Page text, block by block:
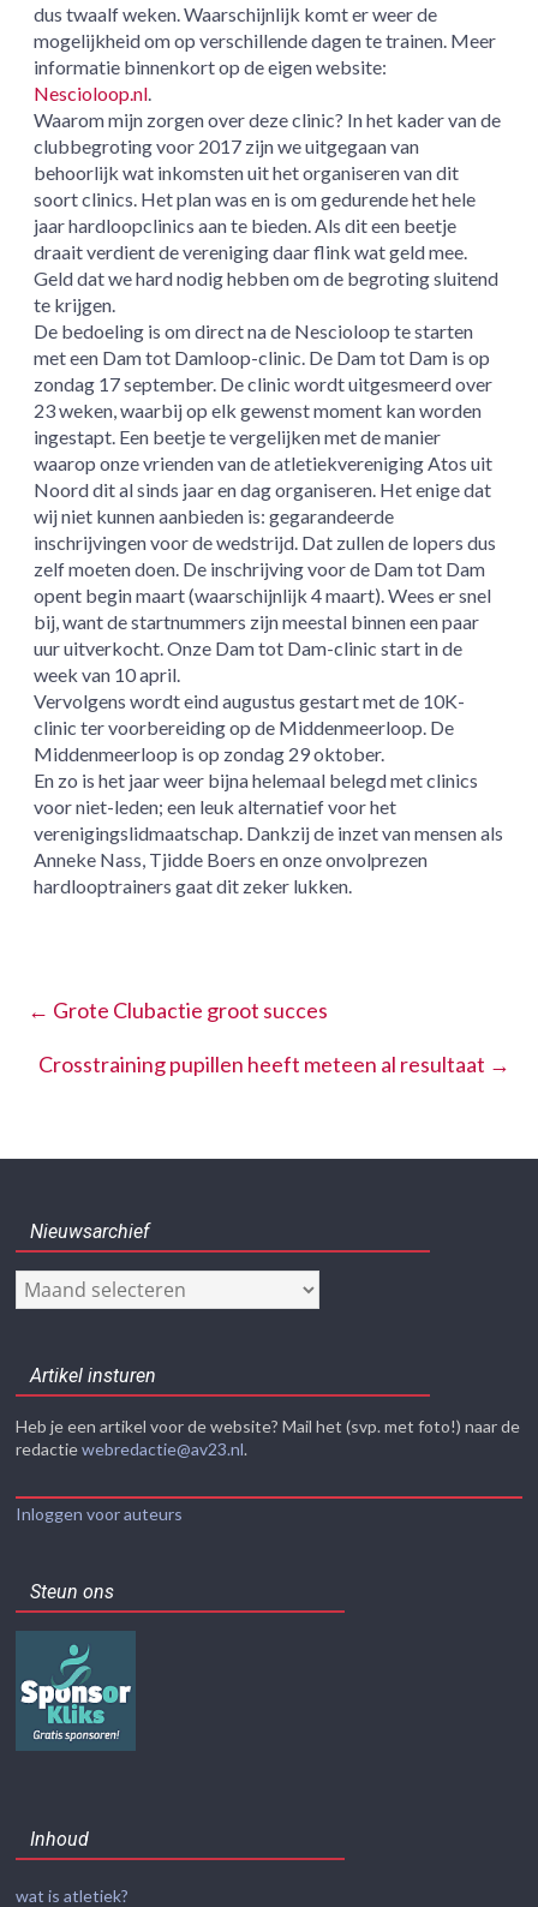
dus twaalf weken. Waarschijnlijk komt er weer de
mogelijkheid om op verschillende dagen te trainen. Meer
informatie binnenkort op de eigen website:
Nescioloop.nl
Waarom mijn zorgen over deze clinic? In het kader van de
clubbegroting voor 2017 zijn we uitgegaan van
behoorlijk wat inkomsten uit het organiseren van dit
soort clinics. Het plan was en is om gedurende het hele
jaar hardloopclinics aan te bieden. Als dit een beetje
draait verdient de vereniging daar flink wat geld mee.
Geld dat we hard nodig hebben om de begroting sluitend
te krijgen.
De bedoeling is om direct na de Nescioloop te starten
met een Dam tot Damloop-clinic. De Dam tot Dam is op
zondag 17 september. De clinic wordt uitgesmeerd over
23 weken, waarbij op elk gewenst moment kan worden
ingestapt. Een beetje te vergelijken met de manier
waarop onze vrienden van de atletiekvereniging Atos uit
Noord dit al sinds jaar en dag organiseren. Het enige dat
wij niet kunnen aanbieden is: gegarandeerde
inschrijvingen voor de wedstrijd. Dat zullen de lopers dus
zelf moeten doen. De inschrijving voor de Dam tot Dam
opent begin maart (waarschijnlijk 4 maart). Wees er snel
bij, want de startnummers zijn meestal binnen een paar
uur uitverkocht. Onze Dam tot Dam-clinic start in de
week van 10 april.
Vervolgens wordt eind augustus gestart met de 10K-
clinic ter voorbereiding op de Middenmeerloop. De
Middenmeerloop is op zondag 29 oktober.
En zo is het jaar weer bijna helemaal belegd met clinics
voor niet-leden; een leuk alternatief voor het
verenigingslidmaatschap. Dankzij de inzet van mensen als
Anneke Nass, Tjidde Boers en onze onvolprezen
hardlooptrainers gaat dit zeker lukken.
← Grote Clubactie groot succes
Crosstraining pupillen heeft meteen al resultaat →
Nieuwsarchief
Nieuwsarchief
Artikel insturen
Heb je een artikel voor de website? Mail het (svp. met foto!) naar de
redactiewebredactie@av23.nl.
Inloggen voor auteurs
Steun ons
Inhoud
wat is atletiek?